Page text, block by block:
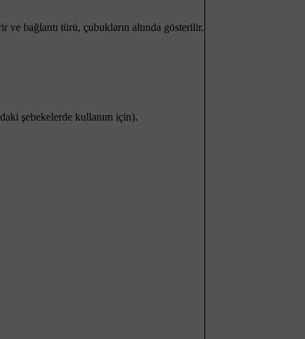
bağlantı türü, çubukların altında gösterilir.
şebekelerde kullanım için).